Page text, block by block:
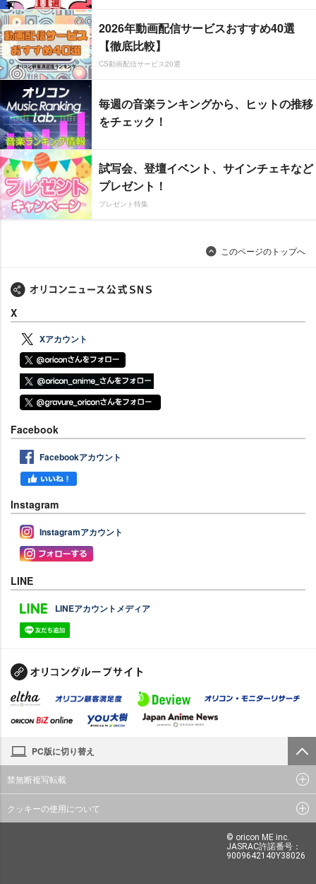
2026年動画配信サービスおすすめ40選
【徹底比較】
CS動画配信サービス20選
毎週の音楽ランキングから、ヒットの推移
をチェック！
試写会、登壇イベント、サインチェキなど
プレゼント！
プレゼント特集
このページのトップへ
X
Xアカウント
Facebook
Facebookアカウント
Instagram
Instagramアカウント
LINE
LINEアカウントメディア
PC版に切り替え
禁無断複写転載
クッキーの使用について
© oricon ME inc.
JASRAC許諾番号：
9009642140Y38026